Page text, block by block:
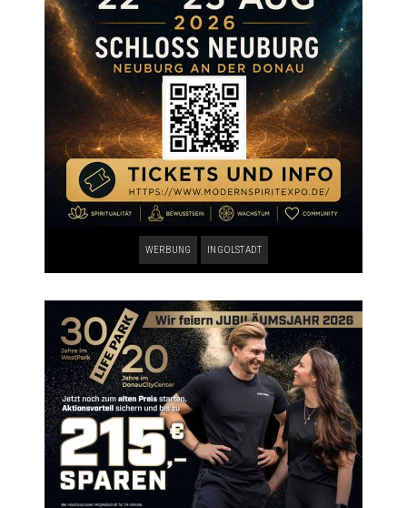
WERBUNG INGOLSTADT